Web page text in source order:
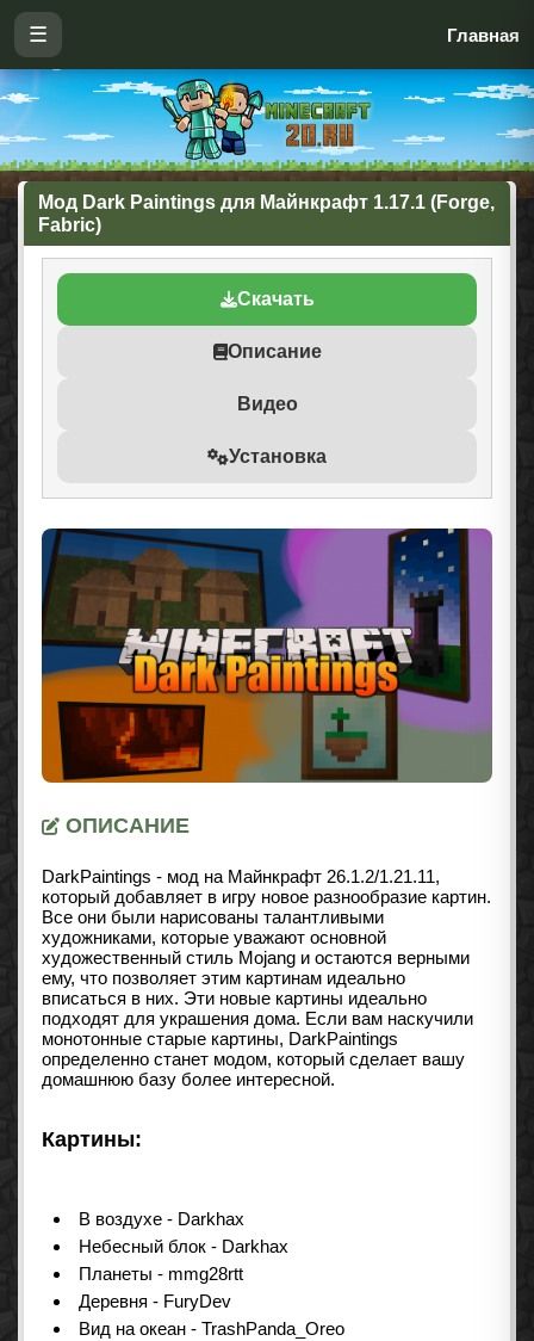
☰ Главная
Мод Dark Paintings для Майнкрафт 1.17.1 (Forge,
Fabric)
Скачать
Описание
Видео
Установка
ОПИСАНИЕ
DarkPaintings - мод на Майнкрафт 26.1.2/1.21.11,
который добавляет в игру новое разнообразие картин.
Все они были нарисованы талантливыми
художниками, которые уважают основной
художественный стиль Mojang и остаются верными
ему, что позволяет этим картинам идеально
вписаться в них. Эти новые картины идеально
подходят для украшения дома. Если вам наскучили
монотонные старые картины, DarkPaintings
определенно станет модом, который сделает вашу
домашнюю базу более интересной.
Картины:
В воздухе - Darkhax
Небесный блок - Darkhax
Планеты - mmg28rtt
Деревня - FuryDev
Вид на океан - TrashPanda_Oreo